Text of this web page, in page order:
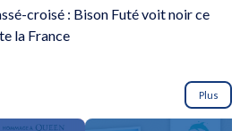
croisé : Bison Futé voit noir ce
la France
Plus